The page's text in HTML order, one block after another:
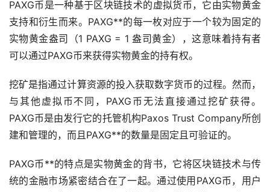
PAXG币是一种基于区块链技术的虚拟货币，它由实物黄金
支持和衍生而来。PAXG**的每一枚对应于一个较为固定的
实物黄金盎司（1 PAXG = 1 盎司黄金），这意味着持有者
可以通过PAXG币来获得实物黄金的持有权。
挖矿是指通过计算资源的投入获取数字货币的过程。然而，
与其他虚拟币不同，PAXG币无法直接通过挖矿获得。
PAXG币是由发行它的托管机构Paxos Trust Company所创
建和管理的，而且PAXG**的数量是固定且可验证的。
PAXG币**的特点是实物黄金的背书，它将区块链技术与传
统的金融市场紧密结合在了一起。通过使用PAXG币，用户